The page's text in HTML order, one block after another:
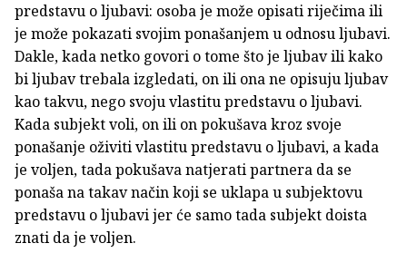
predstavu o ljubavi: osoba je može opisati riječima ili
je može pokazati svojim ponašanjem u odnosu ljubavi.
Dakle, kada netko govori o tome što je ljubav ili kako
bi ljubav trebala izgledati, on ili ona ne opisuju ljubav
kao takvu, nego svoju vlastitu predstavu o ljubavi.
Kada subjekt voli, on ili on pokušava kroz svoje
ponašanje oživiti vlastitu predstavu o ljubavi, a kada
je voljen, tada pokušava natjerati partnera da se
ponaša na takav način koji se uklapa u subjektovu
predstavu o ljubavi jer će samo tada subjekt doista
znati da je voljen.